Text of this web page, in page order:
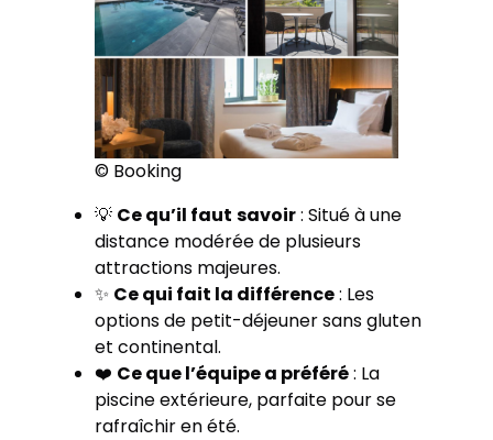
© Booking
💡 Ce qu’il faut savoir: Situé à une
distance modérée de plusieurs
attractions majeures.
✨ Ce qui fait la différence: Les
options de petit-déjeuner sans gluten
et continental.
❤️ Ce que l’équipe a préféré: La
piscine extérieure, parfaite pour se
rafraîchir en été.